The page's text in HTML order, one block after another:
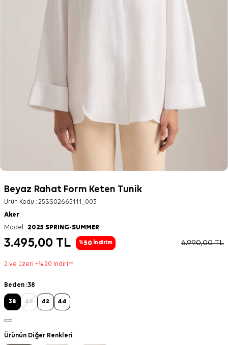
Beyaz Rahat Form Keten Tunik
Ürün Kodu : 25SS02665111_003
Aker
Model : 2025 SPRING-SUMMER
3.495,00 TL %50 İndirim 6.990,00TL
2 ve üzeri +% 20 indirim
Beden :38
38 40 42 44
Ürünün Diğer Renkleri